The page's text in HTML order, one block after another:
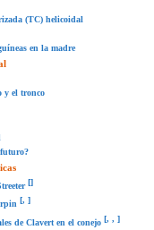
(TC) helicoidal
en la madre
y el tronco
[]
[, ]
de Clavert en el conejo [, , ]